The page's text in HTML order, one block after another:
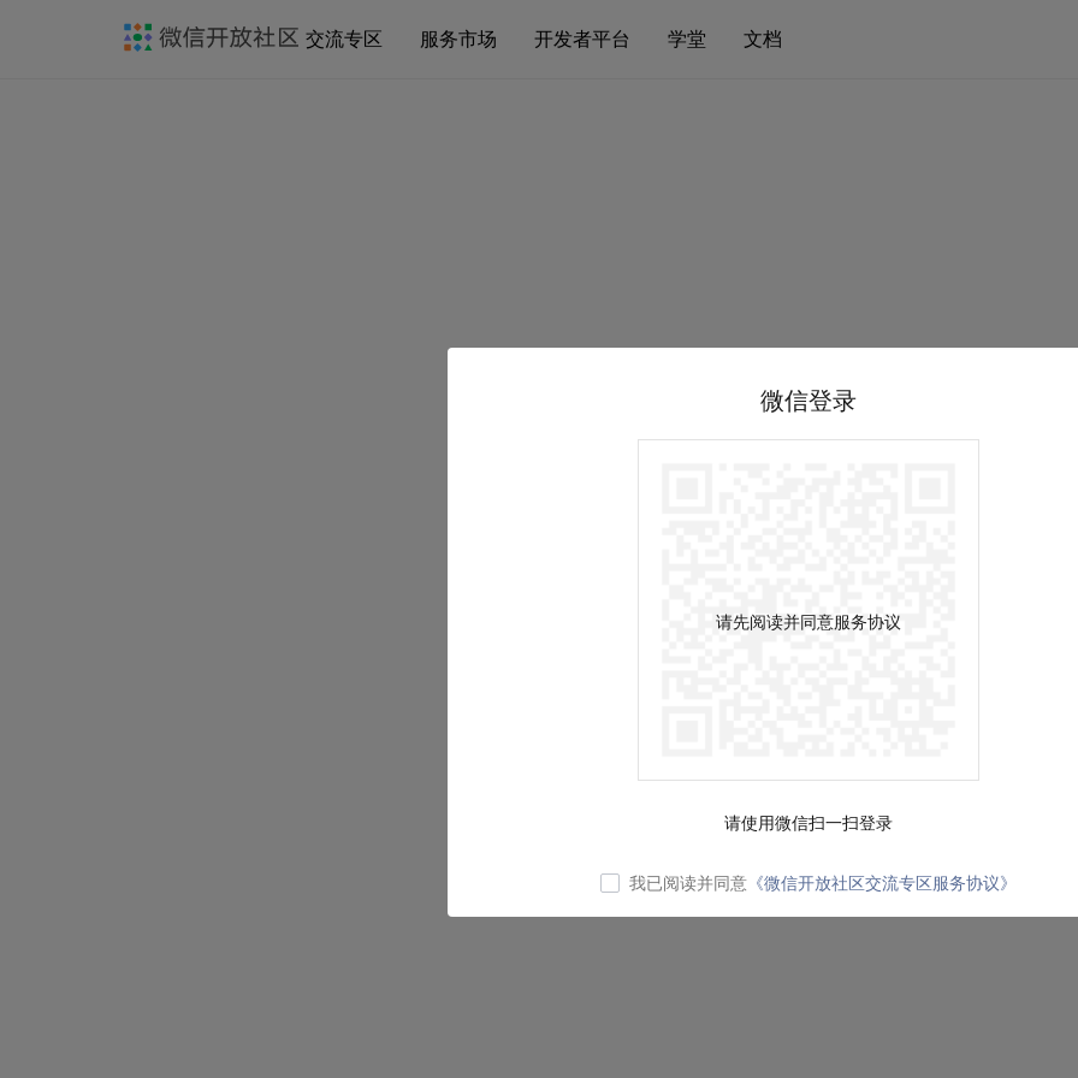
交流专区 服务市场 开发者平台 学堂 文档
微信登录
请先阅读并同意服务协议
请使用微信扫一扫登录
我已阅读并同意 《微信开放社区交流专区服务协议》